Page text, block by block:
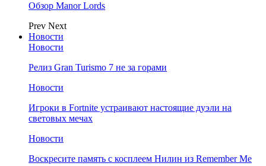
Обзор Manor Lords
Prev Next
Новости
Новости
Релиз Gran Turismo 7 не за горами
Новости
Игроки в Fortnite устраивают настоящие дуэли на
световых мечах
Новости
Воскресите память с косплеем Нилин из Remember Me